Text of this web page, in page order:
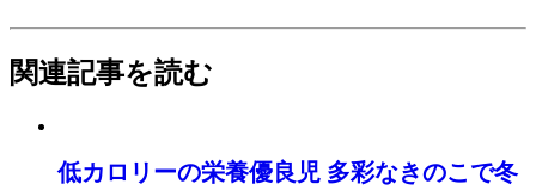
関連記事を読む
低カロリーの栄養優良児 多彩なきのこで冬